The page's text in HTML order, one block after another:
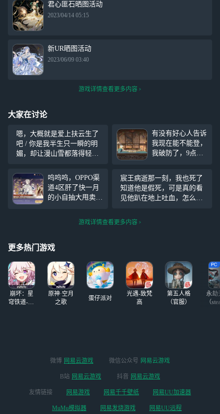
君心匪石晒图活动
2023/04/14 05:15
新UR晒图活动
2023/06/09 03:40
游戏详情查看更多内容
大家在讨论
嗯，大概就是爱上扶云生了
吧 / 你是我半生只一瞬的明
媚，却让漫山雪都落得轻了
暖透骨髓的光，偏你踏着碎
琼乱玉来，连他藏在袖中的
刀刃都软了刃，那刀曾剖开
过多少阴谋，却剖不开你眼
有没有好心人告诉
我现在能不能登，
我破防了，9点以
为云已经更新了，
结果更新了一个小
时，进去给我显示
没有更新，现在显
呜呜呜，OPPO渠
道4区肝了快一月
的小自抽大甩卖了
主要闲的QWQ，
如果有小萌新不懂
我闲的肯定在能力
宸王病逝那一刻，我也死了
知道他是假死，可是真的看
见他趴在地上吐血，怎么还
水就在那一瞬间决堤，好像
游戏详情查看更多内容
更多热门游戏
崩坏：星
穹铁道-4.4
原神·空月
之歌
蛋仔派对
光遇-致梵
高
第五人格
（官服）
永劫
（
微博 网易云游戏 微信公众号 网易云游戏
B站 网易云游戏 抖音 网易云游戏
友情链接 网易游戏 网易千千壁纸 网易UU加速器
MuMu模拟器 网易发烧游戏 网易UU远程